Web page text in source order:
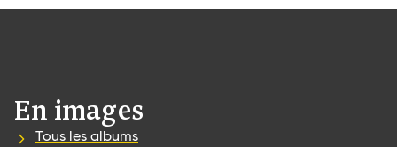
En images
Tous les albums